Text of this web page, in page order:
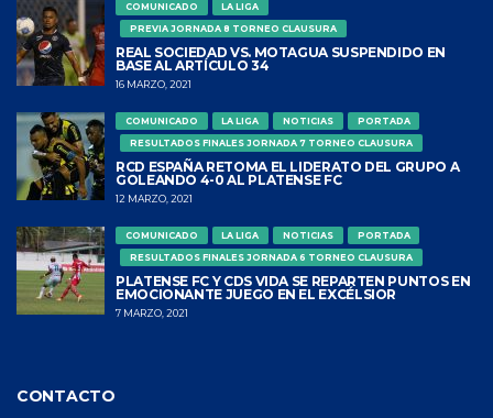
COMUNICADO
LA LIGA
PREVIA JORNADA 8 TORNEO CLAUSURA
REAL SOCIEDAD VS. MOTAGUA SUSPENDIDO EN
BASE AL ARTÍCULO 34
16 MARZO, 2021
COMUNICADO LA LIGA NOTICIAS
PORTADA
RESULTADOS FINALES JORNADA 7 TORNEO CLAUSURA
RCD ESPAÑA RETOMA EL LIDERATO DEL GRUPO A
GOLEANDO 4-0 AL PLATENSE FC
12 MARZO, 2021
COMUNICADO LA LIGA NOTICIAS
PORTADA
RESULTADOS FINALES JORNADA 6 TORNEO CLAUSURA
PLATENSE FC Y CDS VIDA SE REPARTEN PUNTOS EN
EMOCIONANTE JUEGO EN EL EXCÉLSIOR
7 MARZO, 2021
CONTACTO